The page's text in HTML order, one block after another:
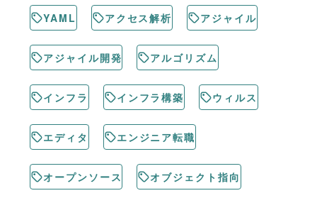
YAML アクセス解析 アジャイル
アジャイル開発 アルゴリズム
インフラ インフラ構築 ウィルス
エディタ エンジニア転職
オープンソース オブジェクト指向